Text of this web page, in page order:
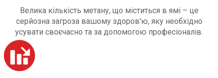
Велика кількість метану, що міститься в ямі – це
серйозна загроза вашому здоров'ю, яку необхідно
усувати своєчасно та за допомогою професіоналів.